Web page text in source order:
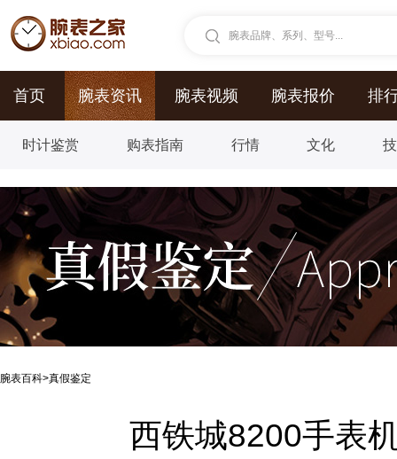
腕表品牌、系列、型号...
首页 腕表资讯 腕表视频 腕表报价 排
时计鉴赏 购表指南 行情 文化
腕表百科>真假鉴定
西铁城8200手表